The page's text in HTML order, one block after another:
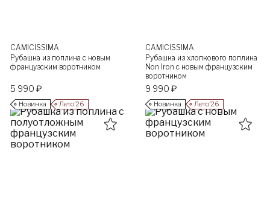
CAMICISSIMA
Рубашка из поплина с новым
французским воротником
5 990 ₽
Новинка Лето’26
CAMICISSIMA
Рубашка из хлопкового поплина
Non Iron с новым французским
воротником
9 990 ₽
Новинка Лето’26